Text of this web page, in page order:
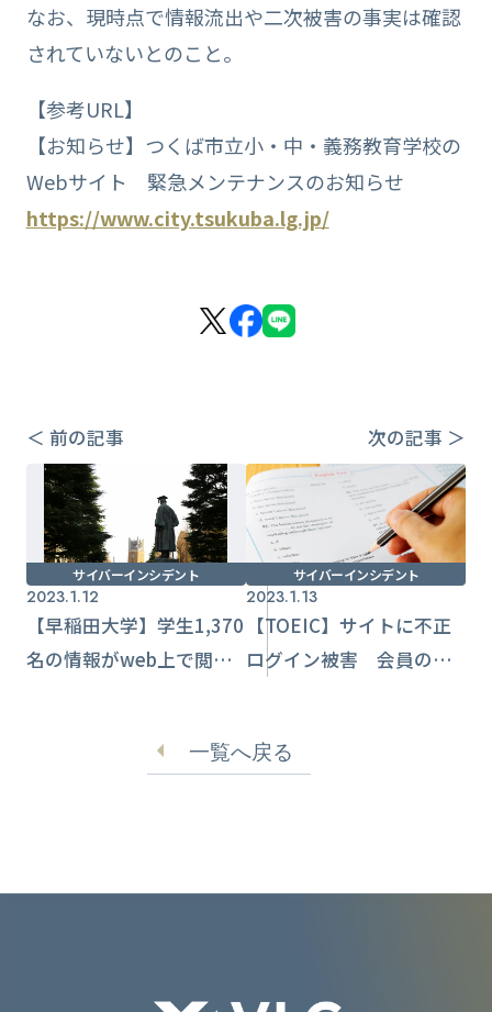
なお、現時点で情報流出や二次被害の事実は確認
されていないとのこと。
【参考URL】
【お知らせ】つくば市立小・中・義務教育学校の
Webサイト 緊急メンテナンスのお知らせ
https://www.city.tsukuba.lg.jp/
＜ 前の記事 次の記事 ＞
サイバーインシデント
2023.1.12
【早稲田大学】学生1,370
名の情報がweb上で閲覧
サイバーインシデント
2023.1.13
【TOEIC】サイトに不正
ログイン被害 会員の個
一覧へ戻る